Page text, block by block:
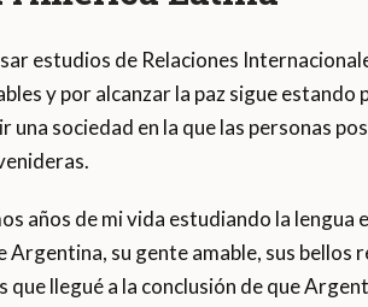
estudios de Relaciones
y por alcanzar la paz sigue
una sociedad en la que las personas
años de mi vida estudiando la
Argentina, su gente amable, sus
que llegué a la conclusión de que